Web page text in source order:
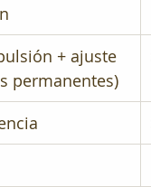
+ ajuste
permanentes)